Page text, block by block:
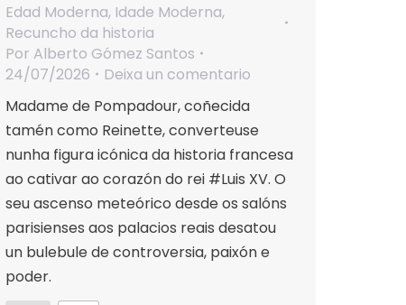
Edad Moderna, Idade Moderna,
Recuncho da historia
Por Alberto Gómez Santos
24/07/2026
Deixa un comentario
Madame de Pompadour, coñecida
tamén como Reinette, converteuse
nunha figura icónica da historia francesa
ao cativar ao corazón do rei #Luis XV. O
seu ascenso meteórico desde os salóns
parisienses aos palacios reais desatou
un bulebule de controversia, paixón e
poder.